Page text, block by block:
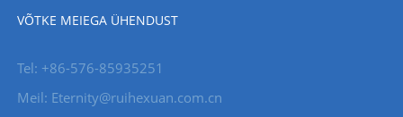
VÕTKE MEIEGA ÜHENDUST
Tel: +86-576-85935251
Meil: Eternity@ruihexuan.com.cn